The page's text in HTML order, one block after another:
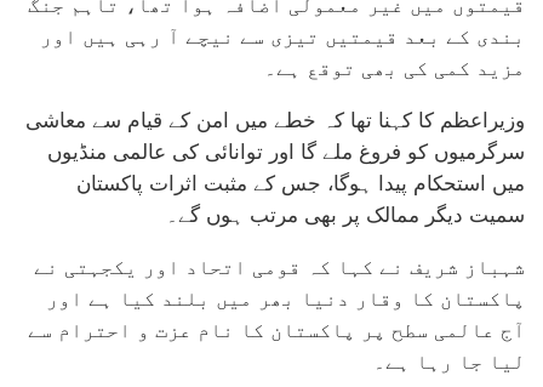
قیمتوں میں غیر معمولی اضافہ ہوا تھا، تاہم جنگ
بندی کے بعد قیمتیں تیزی سے نیچے آ رہی ہیں اور
مزید کمی کی بھی توقع ہے۔
وزیراعظم کا کہنا تھا کہ خطے میں امن کے قیام سے معاشی
سرگرمیوں کو فروغ ملے گا اور توانائی کی عالمی منڈیوں
میں استحکام پیدا ہوگا، جس کے مثبت اثرات پاکستان
سمیت دیگر ممالک پر بھی مرتب ہوں گے۔
شہباز شریف نے کہا کہ قومی اتحاد اور یکجہتی نے
پاکستان کا وقار دنیا بھر میں بلند کیا ہے اور
آج عالمی سطح پر پاکستان کا نام عزت و احترام سے
لیا جا رہا ہے۔